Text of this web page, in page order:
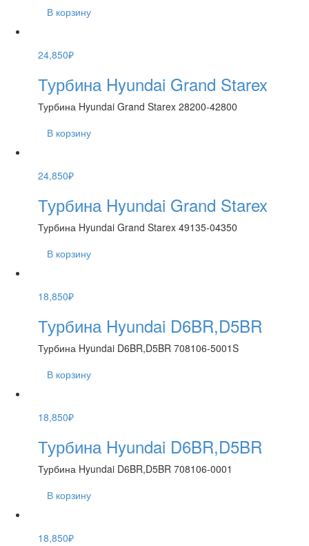
В корзину
24,850₽
Турбина Hyundai Grand Starex
Турбина Hyundai Grand Starex 28200-42800
В корзину
24,850₽
Турбина Hyundai Grand Starex
Турбина Hyundai Grand Starex 49135-04350
В корзину
18,850₽
Турбина Hyundai D6BR,D5BR
Турбина Hyundai D6BR,D5BR 708106-5001S
В корзину
18,850₽
Турбина Hyundai D6BR,D5BR
Турбина Hyundai D6BR,D5BR 708106-0001
В корзину
18,850₽